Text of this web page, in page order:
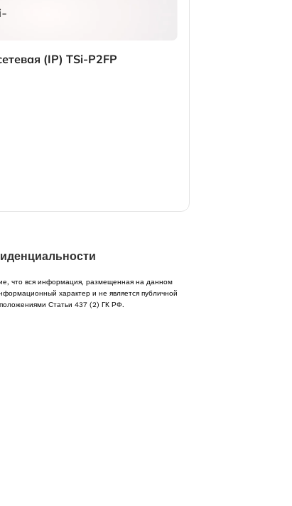
(IP) TSi-P2FP
что вся информация, размещенная на данном
характер и не является публичной
Статьи 437 (2) ГК РФ.